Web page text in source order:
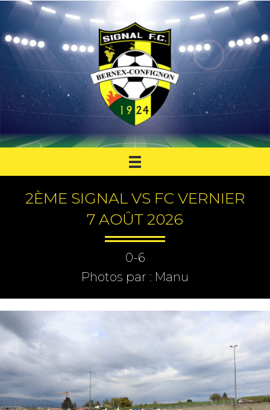
2ÈME SIGNAL VS FC VERNIER
7 AOÛT 2026
0-6
Photos par : Manu